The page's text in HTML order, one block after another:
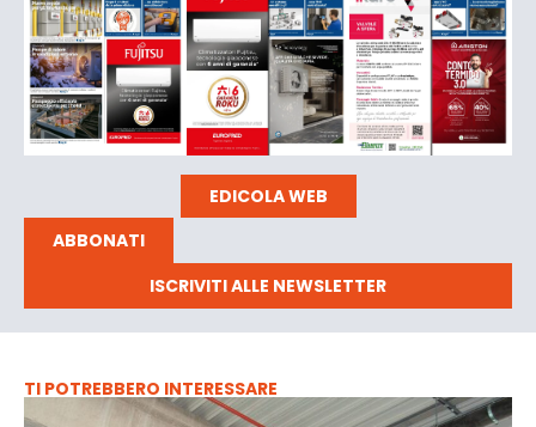
EDICOLA WEB
ABBONATI
ISCRIVITI ALLE NEWSLETTER
TI POTREBBERO INTERESSARE